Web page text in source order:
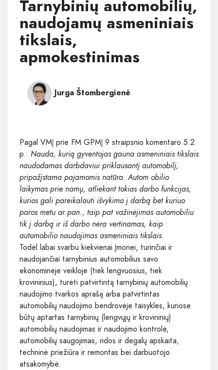
Tarnybinių automobilių,
naudojamų asmeniniais
tikslais,
apmokestinimas
Jurga Štombergienė
Pagal VMĮ prie FM GPMĮ 9 straipsnio komentaro 5.2
p.: Nauda, kurią gyventojas gauna asmeniniais tikslais
naudodamas darbdaviui priklausantį automobilį,
pripažįstama pajamomis natūra. Autom obilio
laikymas prie namų, atliekant tokias darbo funkcijas,
kurios gali pareikalauti išvykimo į darbą bet kuriuo
paros metu ar pan., taip pat važinėjimas automobiliu
tik į darbą ir iš darbo nėra vertinamas, kaip
automobilio naudojimas asmeniniais tikslais.
Todėl labai svarbu kiekvienai Įmonei, turinčiai ir
naudojančiai tarnybinius automobilius savo
ekonominėje veikloje (tiek lengvuosius, tiek
krovininius), turėti patvirtintą tarnybinių automobilių
naudojimo tvarkos aprašą arba patvirtintas
automobilių naudojimo bendrovėje taisykles, kuriose
būtų aptartas tarnybinių (lengvųjų ir krovininių)
automobilių naudojimas ir naudojimo kontrolė,
automobilių saugojimas, ridos ir degalų apskaita,
techninė priežiūra ir remontas bei darbuotojo
atsakomybė.